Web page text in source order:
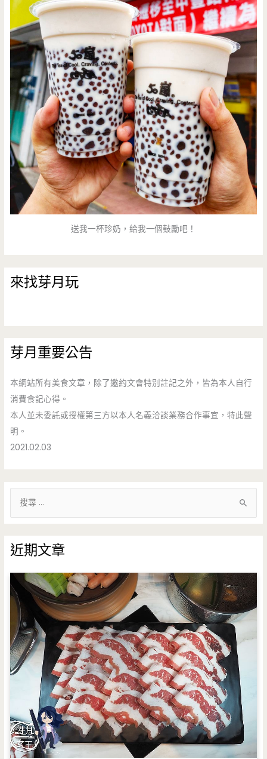
送我一杯珍奶，給我一個鼓勵吧！
來找芽月玩
芽月重要公告
本網站所有美食文章，除了邀約文會特別註記之外，皆為本人自行
消費食記心得。
本人並未委託或授權第三方以本人名義洽談業務合作事宜，特此聲
明。
2021.02.03
鍵
字
:
近期文章